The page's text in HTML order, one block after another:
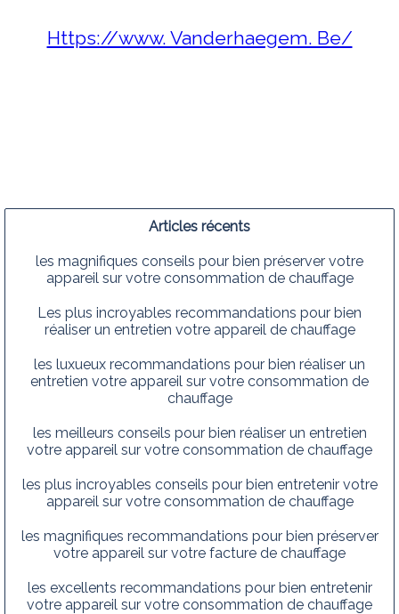
Https://www. Vanderhaegem. Be/
Articles récents
les magnifiques conseils pour bien préserver votre
appareil sur votre consommation de chauffage
Les plus incroyables recommandations pour bien
réaliser un entretien votre appareil de chauffage
les luxueux recommandations pour bien réaliser un
entretien votre appareil sur votre consommation de
chauffage
les meilleurs conseils pour bien réaliser un entretien
votre appareil sur votre consommation de chauffage
les plus incroyables conseils pour bien entretenir votre
appareil sur votre consommation de chauffage
les magnifiques recommandations pour bien préserver
votre appareil sur votre facture de chauffage
les excellents recommandations pour bien entretenir
votre appareil sur votre consommation de chauffage